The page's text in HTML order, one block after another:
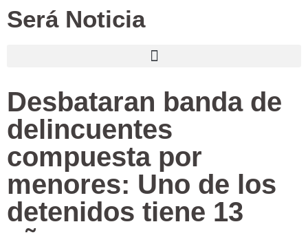
Será Noticia
Desbataran banda de
delincuentes
compuesta por
menores: Uno de los
detenidos tiene 13